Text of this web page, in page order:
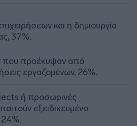
και η δημιουργία
37%.
που προέκυψαν από
εργαζομένων, 26%.
ή προσωρινές
εξειδικευμένο
24%.